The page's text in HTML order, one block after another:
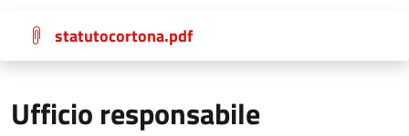
statutocortona.pdf
Ufficio responsabile